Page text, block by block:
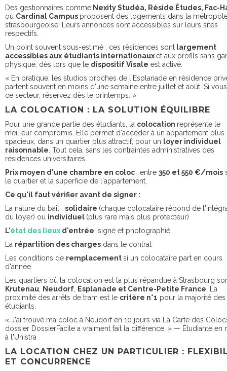
Des gestionnaires comme Nexity Studéa, Réside Études, Fac-
ou Cardinal Campus proposent des logements dans la
strasbourgeoise. Leurs annonces sont accessibles sur leurs sites
respectifs.
Un point souvent sous-estimé : ces résidences sont largement
accessibles aux étudiants internationauxet aux profils sans
physique, dès lors que le dispositif Visale est activé.
« En pratique, les studios proches de l'Esplanade en résidence
partent souvent en moins d'une semaine entre juillet et août. Si
ce secteur, réservez dès le printemps. »
LA COLOCATION : LA SOLUTION ÉQUILIBRE
Pour une grande partie des étudiants, la colocation représente le
meilleur compromis. Elle permet d'accéder à un appartement plus
spacieux, dans un quartier plus attractif, pour un loyer individuel
raisonnable . Tout cela, sans les contraintes administratives des
résidences universitaires.
Prix moyen d'une chambre en coloc : entre 350 et 550 €/mois
le quartier et la superficie de l'appartement.
Ce qu'il faut vérifier avant de signer :
La nature du bail : solidaire (chaque colocataire répond de
du loyer) ou individuel (plus rare mais plus protecteur)
L'état des lieux d'entrée , signé et photographié
La répartition des charges dans le contrat
Les conditions de remplacementsi un colocataire part en cours
d'année
Les quartiers où la colocation est la plus répandue à Strasbourg
Krutenau Neudorf Esplanade et Centre-Petite France . La
proximité des arrêts de tram est le critère n°1 pour la majorité des
étudiants.
« J'ai trouvé ma coloc à Neudorf en 10 jours via La Carte des
dossier DossierFacile a vraiment fait la différence. » — Étudiante en
à l'Unistra
LA LOCATION CHEZ UN PARTICULIER :
ET CONCURRENCE